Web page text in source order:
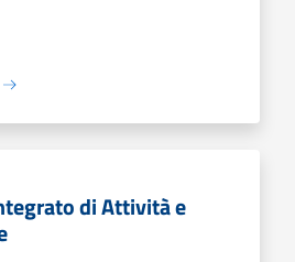
di Attività e